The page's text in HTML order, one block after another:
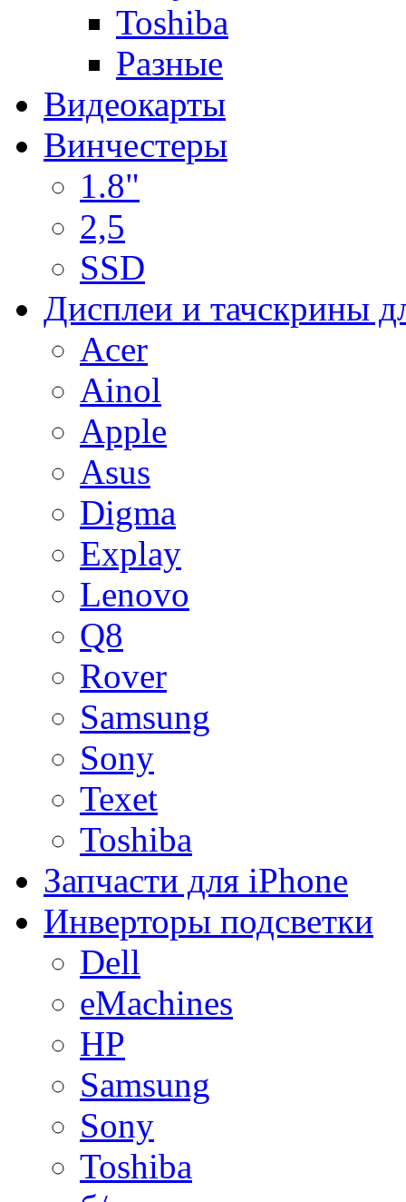
Toshiba
Разные
Видеокарты
Винчестеры
1.8"
2,5
SSD
Дисплеи и тачскрины
Acer
Ainol
Apple
Asus
Digma
Explay
Lenovo
Q8
Rover
Samsung
Sony
Texet
Toshiba
Запчасти для iPhone
Инверторы подсветки
Dell
eMachines
HP
Samsung
Sony
Toshiba